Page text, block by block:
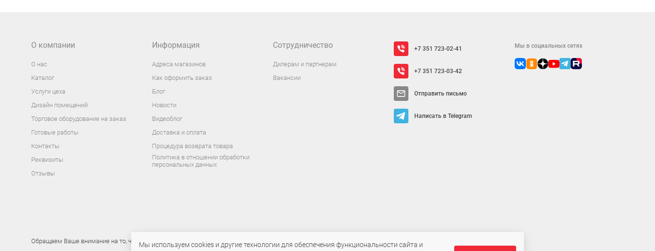
О компании
О нас
Каталог
Услуги цеха
Дизайн помещений
Торговое оборудование на заказ
Готовые работы
Контакты
Реквизиты
Отзывы
Информация
Адреса магазинов
Как оформить заказ
Блог
Новости
Видеоблог
Доставка и оплата
Процедура возврата товара
Политика в отношении обработки
персональных данных
Сотрудничество
Дилерам и партнерам
Вакансии
+7 351 723-02-41
+7 351 723-03-42
Отправить письмо
Написать в Telegram
Мы в социальных сетях
Обращаем Ваше внимание на то, что данный интернет-сайт носит исключительно информационный характер и ни при каких условиях не является публичной офертой
Мы используем cookies и другие технологии для обеспечения функциональности сайта и